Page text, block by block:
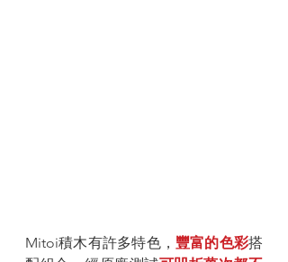
Mitoi積木有許多特色， 豐富的色彩搭